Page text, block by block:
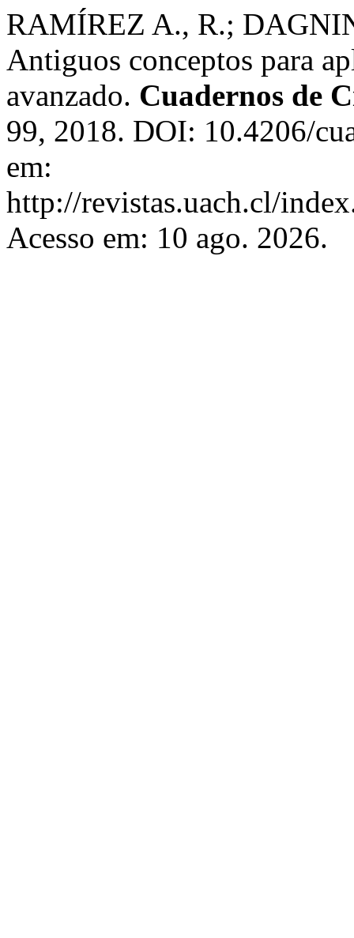
RAMÍREZ A., R.;
Antiguos conceptos para
avanzado. Cuadernos de
99, 2018. DOI: 10.4206/
em:
http://revistas.uach.cl/
Acesso em: 10 ago. 2026.